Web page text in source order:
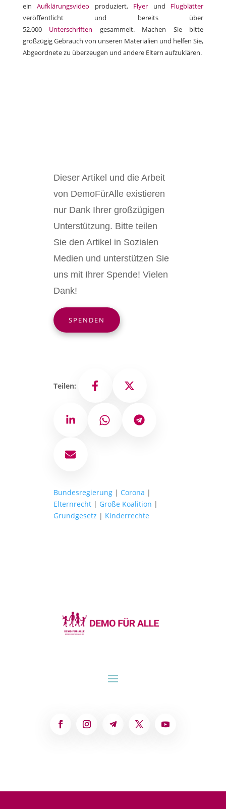
einAufklärungsvideo produziert, Flyer und Flugblätter
veröffentlicht und bereits über
52.000 Unterschriften gesammelt. Machen Sie bitte
großzügig Gebrauch von unseren Materialien und helfen Sie,
Abgeordnete zu überzeugen und andere Eltern aufzuklären.
Dieser Artikel und die Arbeit
von DemoFürAlle existieren
nur Dank Ihrer großzügigen
Unterstützung. Bitte teilen
Sie den Artikel in Sozialen
Medien und unterstützen Sie
uns mit Ihrer Spende! Vielen
Dank!
SPENDEN
Teilen: Facebook X
LinkedIn WhatsAppTelegram
E-Mail
Bundesregierung| Corona |
Elternrecht| Große Koalition |
Grundgesetz | Kinderrechte